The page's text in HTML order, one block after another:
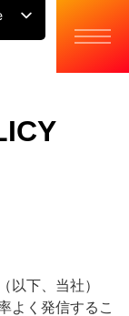
以下、当社）
よく発信するこ